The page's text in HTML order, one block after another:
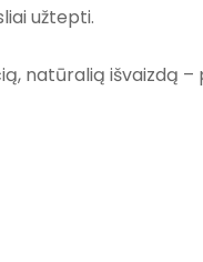
užtepti.
natūralią išvaizdą